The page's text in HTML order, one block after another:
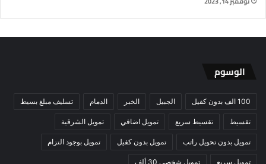
الوسوم
100 الف بدون كفيل الجبيل الخبر الدمام تسليف مبلغ بسيط
تقسيط تقسيط سريع تمويل اضافي تمويل الشرقية
تمويل بدون تحويل راتب تمويل بدون كفيل تمويل بوجود التزام
تمويل سريع تمويل شخصي 30 ألف